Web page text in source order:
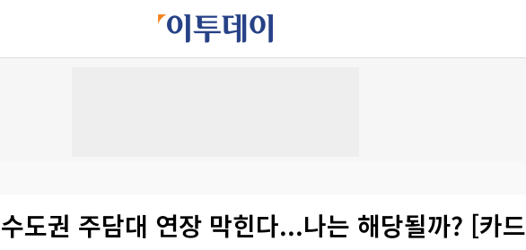
도권 주담대 연장 막힌다...나는 해당될까? [카드